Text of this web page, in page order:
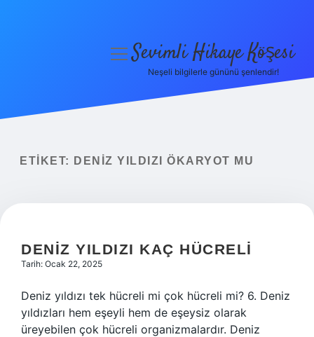
Yasal Uyarı
menüyüSevimli Hikaye Köşesi
Neşeli bilgilerle gününü şenlendir!
ETIKET: DENIZ YILDIZI ÖKARYOT MU
DENIZ YILDIZI KAÇ HÜCRELI
Tarih: Ocak 22, 2025
Deniz yıldızı tek hücreli mi çok hücreli mi? 6. Deniz
yıldızları hem eşeyli hem de eşeysiz olarak
üreyebilen çok hücreli organizmalardır. Deniz